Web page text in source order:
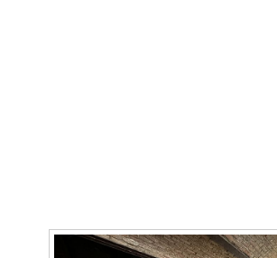
[SEZNAM OBRÁZKŮ]